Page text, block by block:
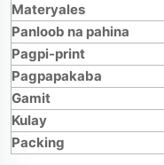
Materyales
Panloob na pahina
Pagpi-print
Pagpapakaba
Gamit
Kulay
Packing